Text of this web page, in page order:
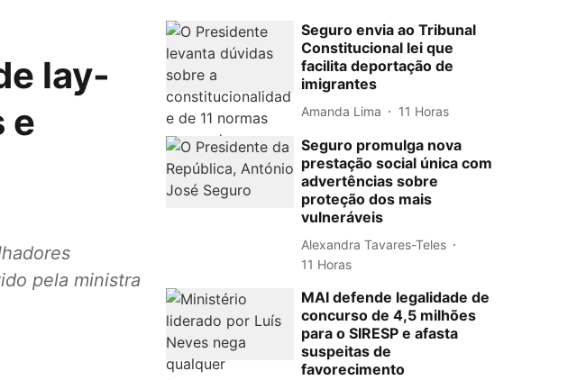
lay-
e
pela ministra
Seguro envia ao Tribunal
Constitucional lei que
facilita deportação de
imigrantes
Amanda Lima 11 Horas
Seguro promulga nova
prestação social única com
advertências sobre
proteção dos mais
vulneráveis
Alexandra Tavares-Teles
11 Horas
MAI defende legalidade de
concurso de 4,5 milhões
para o SIRESP e afasta
suspeitas de
favorecimento